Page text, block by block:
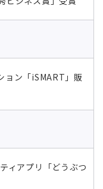
ョン「iSMART」販
ィアプリ「どうぶつ